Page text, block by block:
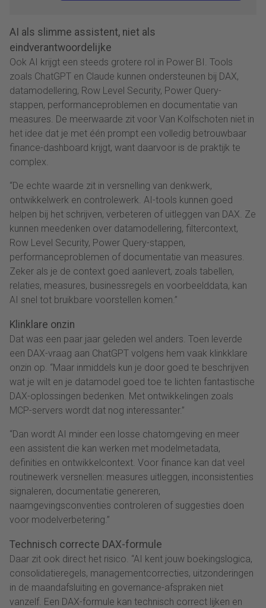
AI als slimme assistent, niet als
eindverantwoordelijke
Ook AI krijgt een steeds grotere rol in Power BI. Tools
zoals ChatGPT en Claude kunnen ondersteunen bij DAX,
datamodellering, Row Level Security, Power Query-
stappen, performanceproblemen en documentatie van
measures. De meerwaarde zit voor Van Kolfschoten niet in
het idee dat je met één prompt een volledig betrouwbaar
finance-dashboard krijgt, want daarvoor is de praktijk te
complex.
“De echte waarde zit in versnelling van denkwerk,
ontwikkelwerk en controlewerk. AI-tools kunnen goed
helpen bij het schrijven, verbeteren of uitleggen van DAX. Ze
kunnen meedenken over datamodellering, filtercontext,
Row Level Security, Power Query-stappen,
performanceproblemen of documentatie van measures.
Zeker als je de context goed aanlevert, zoals tabellen,
relaties, measures, businessregels en voorbeelddata, kan
AI snel tot bruikbare voorstellen komen.”
Klinklare onzin
Dat was een paar jaar geleden wel anders. Toen leverde
een DAX-vraag aan ChatGPT volgens hem vaak klinkklare
onzin op. “Maar inmiddels kun je door goed te beschrijven
wat je wilt en je datamodel goed toe te lichten fantastische
DAX-oplossingen bedenken. Met ontwikkelingen zoals
MCP-servers wordt dat nog interessanter.”
“Dan wordt AI minder een losse chatomgeving en meer
een assistent die kan werken met modelmetadata,
definities en ontwikkelcontext. Voor finance kan dat veel
routinewerk versnellen: measures uitleggen, inconsistenties
signaleren, documentatie genereren,
naamgevingsconventies controleren of suggesties doen
voor modelverbetering.”
Technisch correcte DAX-formule
Daar zit ook direct het risico. “AI kent jouw boekingslogica,
consolidatieregels, managementcorrecties, uitzonderingen
in de maandafsluiting en governance-afspraken niet
vanzelf. Een DAX-formule kan technisch correct lijken en